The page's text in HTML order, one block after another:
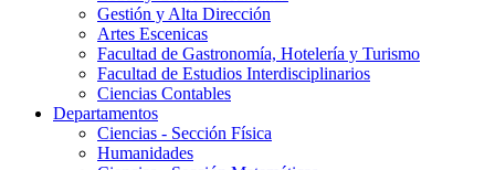
Gestión y Alta Dirección
Artes Escenicas
Facultad de Gastronomía, Hotelería y Turismo
Facultad de Estudios Interdisciplinarios
Ciencias Contables
Departamentos
Ciencias - Sección Física
Humanidades